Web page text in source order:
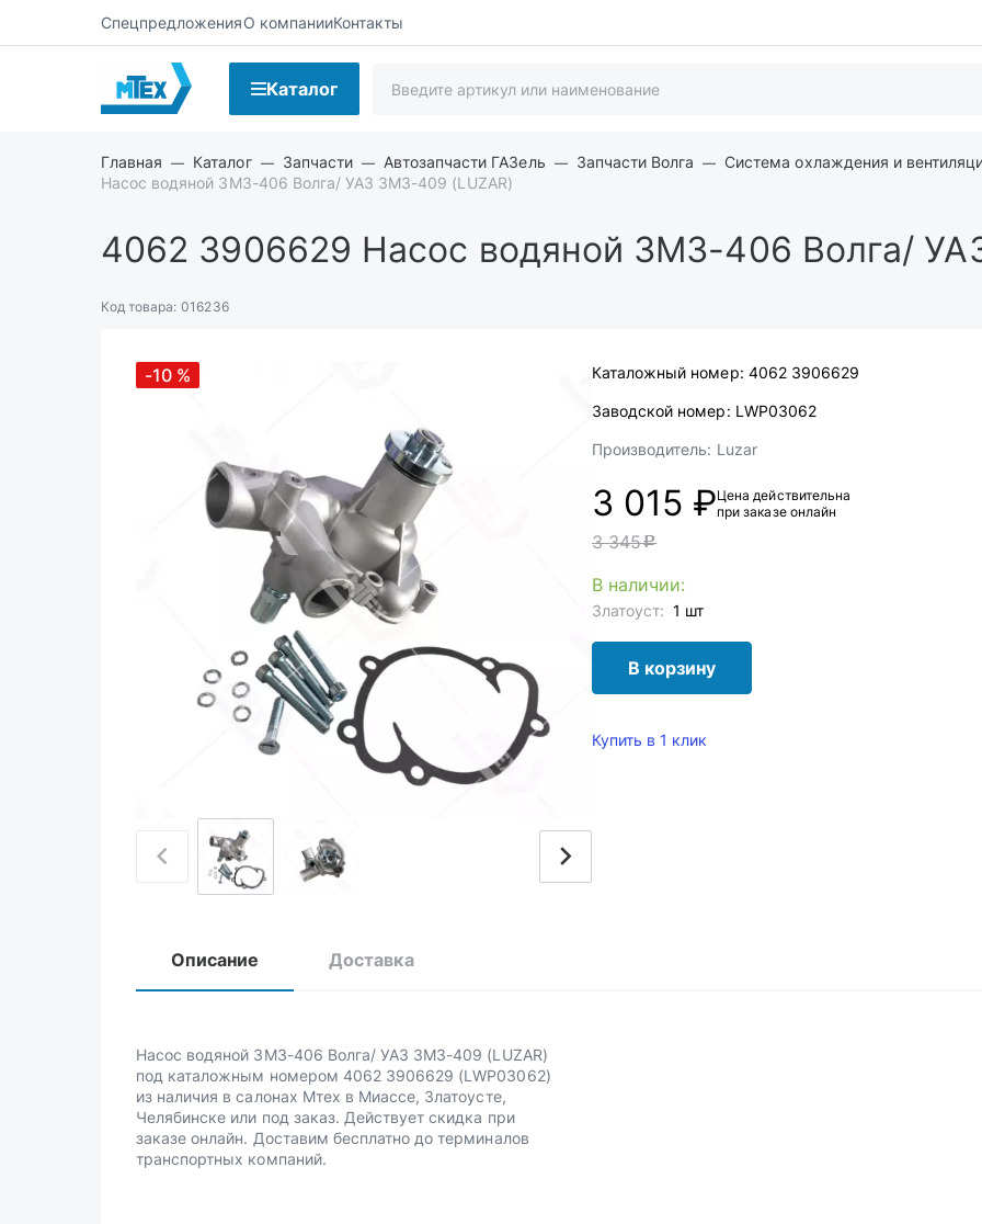
СпецпредложенияО компанииКонтакты
Каталог
Главная Каталог Запчасти Автозапчасти ГАЗель Запчасти Волга
Система охлаждения и
Насос водяной ЗМЗ-406 Волга/ УАЗ ЗМЗ-409 (LUZAR)
4062 3906629 Насос водяной ЗМЗ-406 Волга/
Код товара: 016236
-10 % Каталожный номер: 4062 3906629
Заводской номер: LWP03062
Производитель: Luzar
3 015 ₽Цена действительна
при заказе онлайн
3 345c
В наличии:
Златоуст: 1 шт
В корзину
Купить в 1 клик
Описание Доставка
Насос водяной ЗМЗ-406 Волга/ УАЗ ЗМЗ-409 (LUZAR)
под каталожным номером 4062 3906629 (LWP03062)
из наличия в салонах Мтех в Миассе, Златоусте,
Челябинске или под заказ. Действует скидка при
заказе онлайн. Доставим бесплатно до терминалов
транспортных компаний.